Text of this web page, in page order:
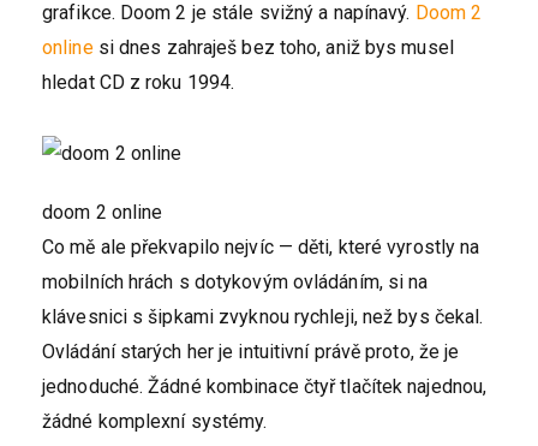
grafikce. Doom 2 je stále svižný a napínavý. Doom 2
onlinesi dnes zahraješ bez toho, aniž bys musel
hledat CD z roku 1994.
doom 2 online
Co mě ale překvapilo nejvíc — děti, které vyrostly na
mobilních hrách s dotykovým ovládáním, si na
klávesnici s šipkami zvyknou rychleji, než bys čekal.
Ovládání starých her je intuitivní právě proto, že je
jednoduché. Žádné kombinace čtyř tlačítek najednou,
žádné komplexní systémy.